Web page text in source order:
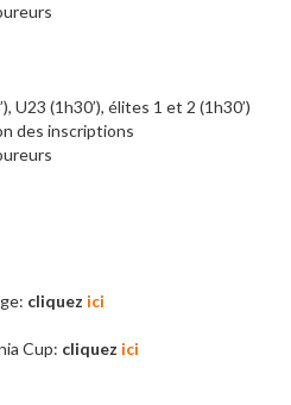
U23 (1h30’), élites 1 et 2 (1h30’)
des inscriptions
cliquez ici
Cup: cliquez ici